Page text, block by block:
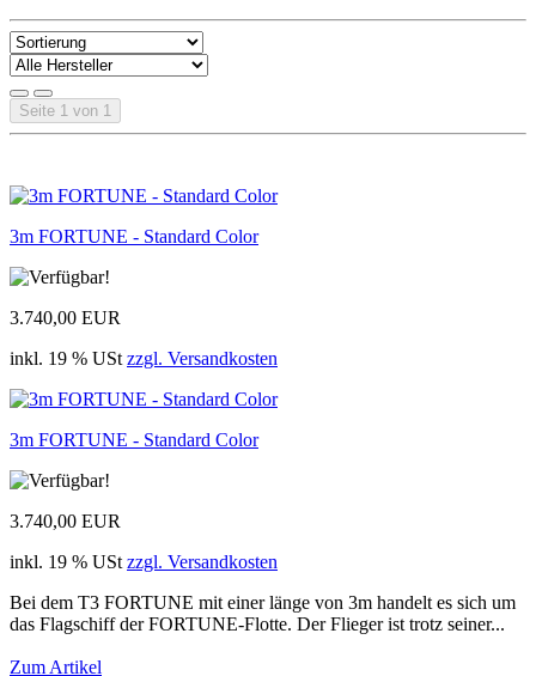
Seite 1 von 1
3m FORTUNE - Standard Color
3.740,00 EUR
inkl. 19 % USt zzgl. Versandkosten
3m FORTUNE - Standard Color
3.740,00 EUR
inkl. 19 % USt zzgl. Versandkosten
Bei dem T3 FORTUNE mit einer länge von 3m handelt es sich um
das Flagschiff der FORTUNE-Flotte. Der Flieger ist trotz seiner...
Zum Artikel